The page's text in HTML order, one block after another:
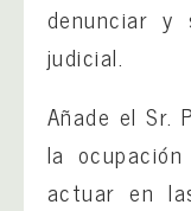
denunciar y
judicial.
Añade el Sr.
la
actuar en